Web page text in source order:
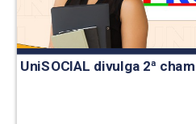
UniSOCIAL divulga 2ª